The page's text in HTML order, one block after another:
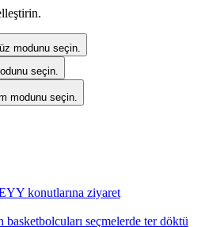
modunu seçin.
seçin.
modunu seçin.
konutlarına ziyaret
basketbolcuları seçmelerde ter döktü